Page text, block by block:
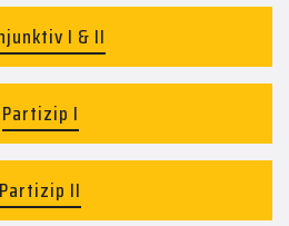
I & II
Partizip I
Partizip II